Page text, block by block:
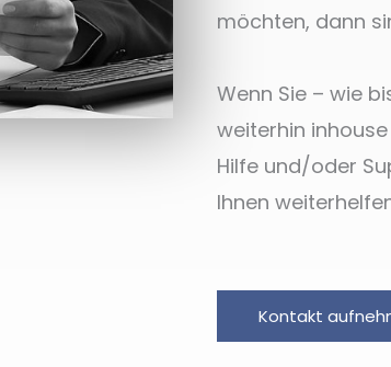
möchten, dann
Wenn Sie – wie
weiterhin
Hilfe und/oder
Ihnen
Kontakt